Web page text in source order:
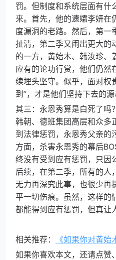
罚。但制度和系统层面有什
来。首先，他的遗孀李妍在
度漏洞的老路。然后，第一
扯清，第二季又闹出更大的
的一方，黄始木、韩汝珍、
应有的论功行赏，他们仍然
续埋头坚守。似乎，面对权
到”，才是他们坚持下去的源
其三：永恩秀算是白死了吗
韩朝、德班集团高层和众多
到法律惩罚，永恩秀父亲的
方面，杀害永恩秀的幕后
终没有受到应有惩罚，只因
后续，在第二季，所有的人
无力再深究此事，也很少再
平一切伤痕。虽然，这样的
都能得到应有惩罚，但真让
相关推荐： 《如果你对黄始
如果你喜欢本文，还请点赞